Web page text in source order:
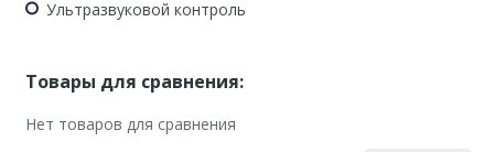
Ультразвуковой контроль
Товары для сравнения:
Нет товаров для сравнения